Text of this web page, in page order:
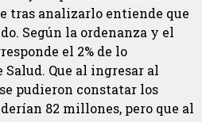
tras analizarlo entiende que
Según la ordenanza y el
el 2% de lo
Salud. Que al ingresar al
pudieron constatar los
82 millones, pero que al